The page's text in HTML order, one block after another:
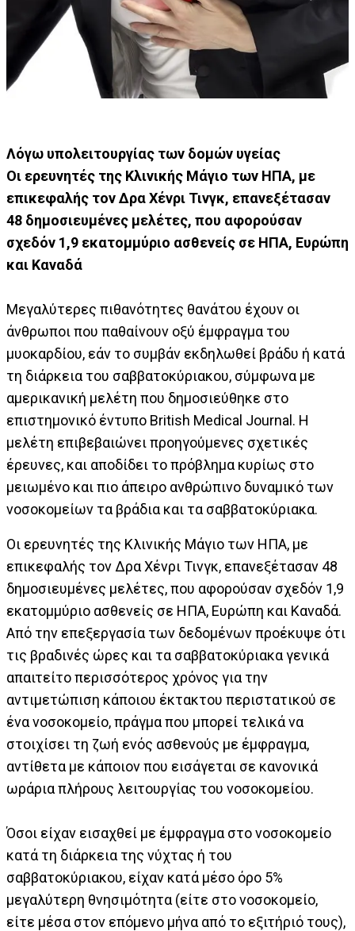
Λόγω υπολειτουργίας των δομών υγείας
Οι ερευνητές της Κλινικής Μάγιο των ΗΠΑ, με
επικεφαλής τον Δρα Χένρι Τινγκ, επανεξέτασαν
48 δημοσιευμένες μελέτες, που αφορούσαν
σχεδόν 1,9 εκατομμύριο ασθενείς σε ΗΠΑ, Ευρώπη
και Καναδά
Μεγαλύτερες πιθανότητες θανάτου έχουν οι
άνθρωποι που παθαίνουν οξύ έμφραγμα του
μυοκαρδίου, εάν το συμβάν εκδηλωθεί βράδυ ή κατά
τη διάρκεια του σαββατοκύριακου, σύμφωνα με
αμερικανική μελέτη που δημοσιεύθηκε στο
επιστημονικό έντυπο British Medical Journal. Η
μελέτη επιβεβαιώνει προηγούμενες σχετικές
έρευνες, και αποδίδει το πρόβλημα κυρίως στο
μειωμένο και πιο άπειρο ανθρώπινο δυναμικό των
νοσοκομείων τα βράδια και τα σαββατοκύριακα.
Οι ερευνητές της Κλινικής Μάγιο των ΗΠΑ, με
επικεφαλής τον Δρα Χένρι Τινγκ, επανεξέτασαν 48
δημοσιευμένες μελέτες, που αφορούσαν σχεδόν 1,9
εκατομμύριο ασθενείς σε ΗΠΑ, Ευρώπη και Καναδά.
Από την επεξεργασία των δεδομένων προέκυψε ότι
τις βραδινές ώρες και τα σαββατοκύριακα γενικά
απαιτείτο περισσότερος χρόνος για την
αντιμετώπιση κάποιου έκτακτου περιστατικού σε
ένα νοσοκομείο, πράγμα που μπορεί τελικά να
στοιχίσει τη ζωή ενός ασθενούς με έμφραγμα,
αντίθετα με κάποιον που εισάγεται σε κανονικά
ωράρια πλήρους λειτουργίας του νοσοκομείου.
Όσοι είχαν εισαχθεί με έμφραγμα στο νοσοκομείο
κατά τη διάρκεια της νύχτας ή του
σαββατοκύριακου, είχαν κατά μέσο όρο 5%
μεγαλύτερη θνησιμότητα (είτε στο νοσοκομείο,
είτε μέσα στον επόμενο μήνα από το εξιτήριό τους),